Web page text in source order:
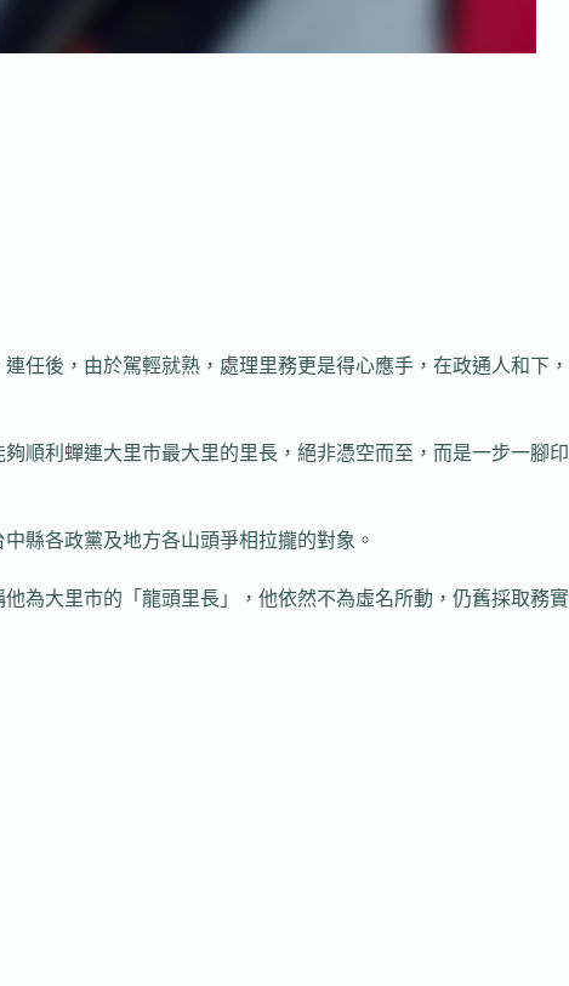
後，由於駕輕就熟，處理里務更是得心應手，在政通人和下，
利蟬連大里市最大里的里長，絕非憑空而至，而是一步一腳印
縣各政黨及地方各山頭爭相拉攏的對象。
大里市的「龍頭里長」，他依然不為虛名所動，仍舊採取務實